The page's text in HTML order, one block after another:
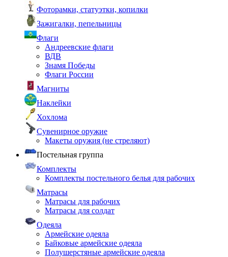
Фоторамки, статуэтки, копилки
Зажигалки, пепельницы
Флаги
Андреевские флаги
ВДВ
Знамя Победы
Флаги России
Магниты
Наклейки
Хохлома
Сувенирное оружие
Макеты оружия (не стреляют)
Постельная группа
Комплекты
Комплекты постельного белья для рабочих
Матрасы
Матрасы для рабочих
Матрасы для солдат
Одеяла
Армейские одеяла
Байковые армейские одеяла
Полушерстяные армейские одеяла